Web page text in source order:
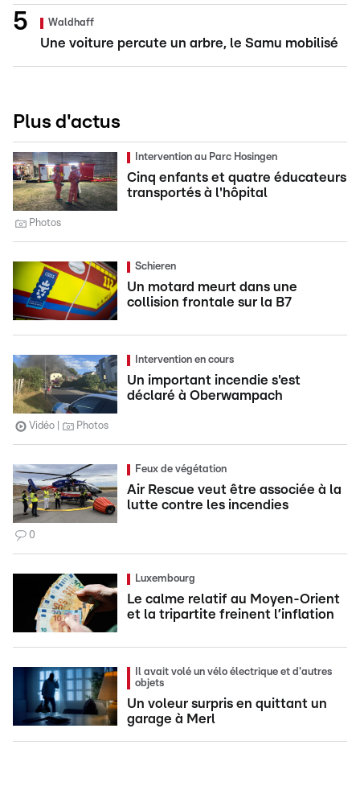
Waldhaff
Une voiture percute un arbre, le Samu mobilisé
Plus d'actus
Intervention au Parc Hosingen
Cinq enfants et quatre éducateurs
transportés à l'hôpital
Photos
Schieren
Un motard meurt dans une
collision frontale sur la B7
Intervention en cours
Un important incendie s'est
déclaré à Oberwampach
Vidéo Photos
Feux de végétation
Air Rescue veut être associée à la
lutte contre les incendies
0
Luxembourg
Le calme relatif au Moyen-Orient
et la tripartite freinent l’inflation
Il avait volé un vélo électrique et d'autres
objets
Un voleur surpris en quittant un
garage à Merl